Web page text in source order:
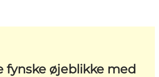
fynske øjeblikke med